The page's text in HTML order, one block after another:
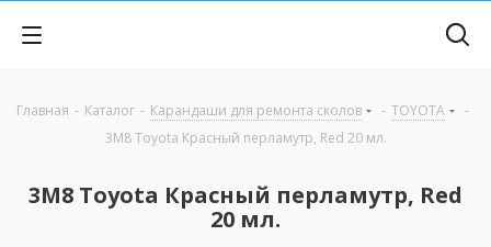
Главная - Каталог - Карандаши для ремонта сколов - TOYOTA
-
3M8 Toyota Красный перламутр, Red 20 мл.
3M8 Toyota Красный перламутр, Red
20 мл.